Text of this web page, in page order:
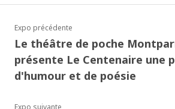
Expo précédente
Le théâtre de poche
présente Le Centenaire une
d'humour et de poésie
Expo suivante